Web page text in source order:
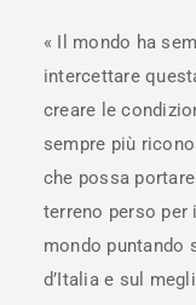
« Il mondo ha
intercettare
creare le
sempre più
che possa
terreno perso per
mondo puntando
d’Italia e sul